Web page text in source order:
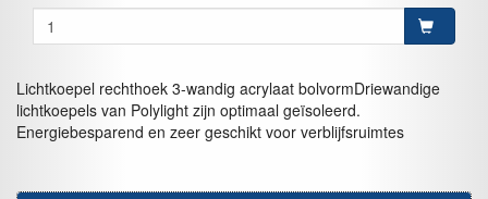
Lichtkoepel rechthoek 3-wandig acrylaat bolvormDriewandige
lichtkoepels van Polylight zijn optimaal geïsoleerd.
Energiebesparend en zeer geschikt voor verblijfsruimtes